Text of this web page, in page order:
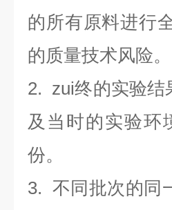
的所有原料进行
的质量技术风险。
2. zui终的实验结
及当时的实验环
份。
3. 不同批次的同